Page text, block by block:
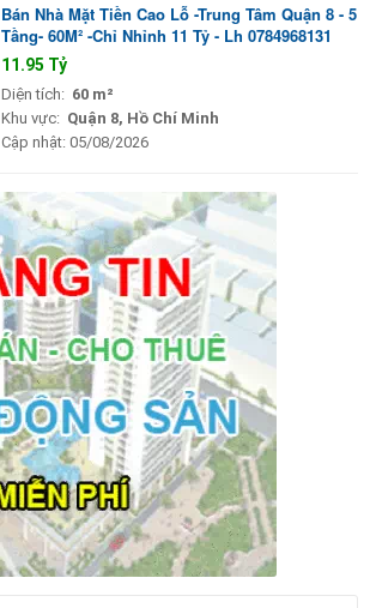
Bán Nhà Mặt Tiền Cao Lỗ -Trung Tâm Quận 8 - 5
Tầng- 60M² -Chỉ Nhỉnh 11 Tỷ - Lh 0784968131
11.95 Tỷ
Diện tích: 60 m²
Khu vực: Quận 8, Hồ Chí Minh
Cập nhật: 05/08/2026